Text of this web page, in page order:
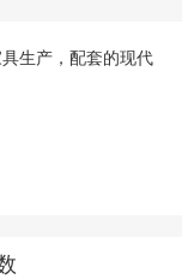
生产，配套的现代